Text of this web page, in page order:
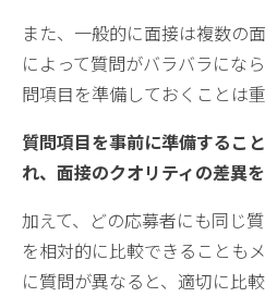
また、一般的に面接は複数の
によって質問がバラバラにな
問項目を準備しておくことは重
質問項目を事前に準備するこ
れ、面接のクオリティの差異
加えて、どの応募者にも同じ
を相対的に比較できることも
に質問が異なると、適切に比